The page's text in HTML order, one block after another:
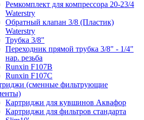
Ремкомплект для компрессора 20-23/4
Waterstry
Обратный клапан 3/8 (Пластик)
Waterstry
Трубка 3/8"
Переходник прямой трубка 3/8" - 1/4"
нар. резьба
Runxin F107B
Runxin F107C
(сменные фильтрующие
Картриджи для кувшинов Аквафор
Картриджи для фильтров cтандарта